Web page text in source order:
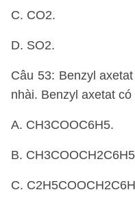
C. CO2.
D. SO2.
Câu 53: Benzyl
nhài. Benzyl axetat
A. CH3COOC6H5.
B.
C.